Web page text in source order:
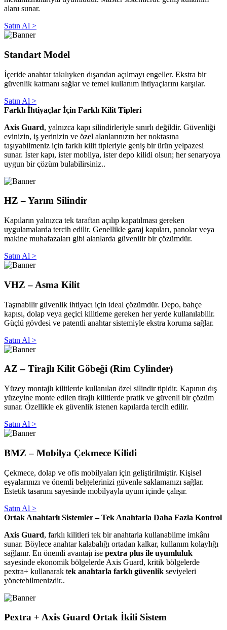
alanı sunar.
Satın Al >
Standart Model
İçeride anahtar takılıyken dışarıdan açılmayı engeller. Ekstra bir
güvenlik katmanı sağlar ve temel kullanım ihtiyaçlarını karşılar.
Satın Al >
Farklı İhtiyaçlar İçin Farklı Kilit Tipleri
Axis Guard, yalnızca kapı silindirleriyle sınırlı değildir. Güvenliği
evinizin, iş yerinizin ve özel alanlarınızın her noktasına
taşıyabilmeniz için farklı kilit tipleriyle geniş bir ürün yelpazesi
sunar. İster kapı, ister mobilya, ister depo kilidi olsun; her senaryoya
uygun bir çözüm bulabilirsiniz..
HZ – Yarım Silindir
Kapıların yalnızca tek taraftan açılıp kapatılması gereken
uygulamalarda tercih edilir. Genellikle garaj kapıları, panolar veya
makine muhafazaları gibi alanlarda güvenilir bir çözümdür.
Satın Al >
VHZ – Asma Kilit
Taşınabilir güvenlik ihtiyacı için ideal çözümdür. Depo, bahçe
kapısı, dolap veya geçici kilitleme gereken her yerde kullanılabilir.
Güçlü gövdesi ve patentli anahtar sistemiyle ekstra koruma sağlar.
Satın Al >
AZ – Tirajlı Kilit Göbeği (Rim Cylinder)
Yüzey montajlı kilitlerde kullanılan özel silindir tipidir. Kapının dış
yüzeyine monte edilen tirajlı kilitlerde pratik ve güvenli bir çözüm
sunar. Özellikle ek güvenlik istenen kapılarda tercih edilir.
Satın Al >
BMZ – Mobilya Çekmece Kilidi
Çekmece, dolap ve ofis mobilyaları için geliştirilmiştir. Kişisel
eşyalarınızı ve önemli belgelerinizi güvenle saklamanızı sağlar.
Estetik tasarımı sayesinde mobilyayla uyum içinde çalışır.
Satın Al >
Ortak Anahtarlı Sistemler – Tek Anahtarla Daha Fazla Kontrol
Axis Guard, farklı kilitleri tek bir anahtarla kullanabilme imkânı
sunar. Böylece anahtar kalabalığı ortadan kalkar, kullanım kolaylığı
sağlanır. En önemli avantajı ise pextra plus ile uyumluluk
sayesinde ekonomik bölgelerde Axis Guard, kritik bölgelerde
pextra+ kullanarak tek anahtarla farklı güvenlik seviyeleri
yönetebilmenizdir..
Pextra + Axis Guard Ortak İkili Sistem